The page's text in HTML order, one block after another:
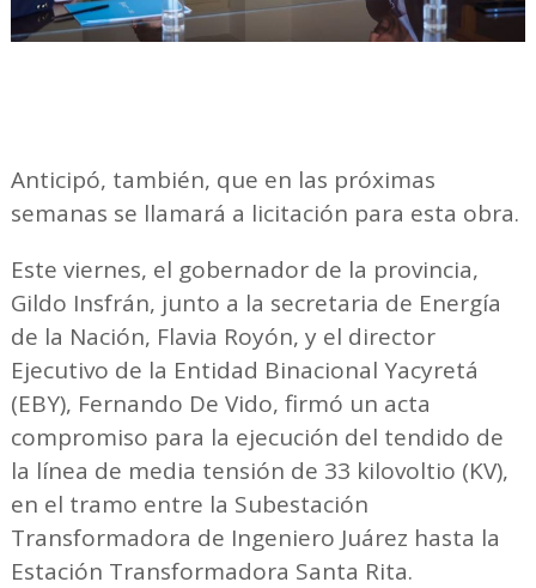
Anticipó, también, que en las próximas
semanas se llamará a licitación para esta obra.
Este viernes, el gobernador de la provincia,
Gildo Insfrán, junto a la secretaria de Energía
de la Nación, Flavia Royón, y el director
Ejecutivo de la Entidad Binacional Yacyretá
(EBY), Fernando De Vido, firmó un acta
compromiso para la ejecución del tendido de
la línea de media tensión de 33 kilovoltio (KV),
en el tramo entre la Subestación
Transformadora de Ingeniero Juárez hasta la
Estación Transformadora Santa Rita.